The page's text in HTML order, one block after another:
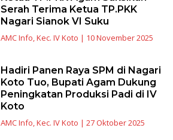
Serah Terima Ketua TP.PKK
Nagari Sianok VI Suku
AMC Info,Kec. IV Koto | 10 November 2025
Hadiri Panen Raya SPM di Nagari
Koto Tuo, Bupati Agam Dukung
Peningkatan Produksi Padi di IV
Koto
AMC Info Kec. IV Koto | 27 Oktober 2025